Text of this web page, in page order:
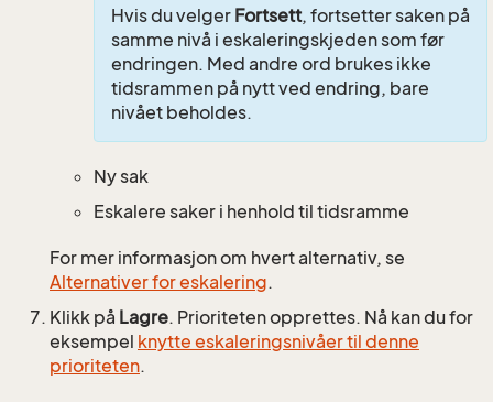
Hvis du velger Fortsett, fortsetter saken på
samme nivå i eskaleringskjeden som før
endringen. Med andre ord brukes ikke
tidsrammen på nytt ved endring, bare
nivået beholdes.
Ny sak
Eskalere saker i henhold til tidsramme
For mer informasjon om hvert alternativ, se
Alternativer for eskalering.
Klikk på Lagre. Prioriteten opprettes. Nå kan du for
eksempel knytte eskaleringsnivåer til denne
prioriteten.